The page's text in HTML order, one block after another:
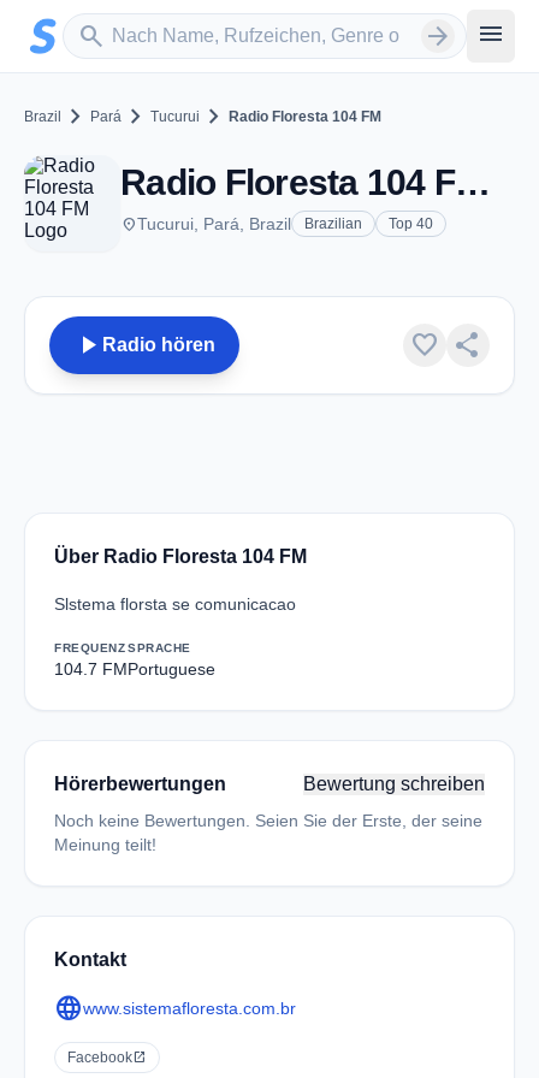
Zum Hauptinhalt springen
search
Sender suchen arrow_forward menu
Brazil chevron_right Pará chevron_right Tucurui chevron_right Radio Floresta 104 FM
Radio Floresta 104 FM - FM 104.7 - Tucurui
placeTucurui, Pará, Brazil Brazilian Top 40
play_arrow Radio hören favorite share
Über Radio Floresta 104 FM
Slstema florsta se comunicacao
FREQUENZ
104.7 FM
SPRACHE
Portuguese
Hörerbewertungen Bewertung schreiben
Noch keine Bewertungen. Seien Sie der Erste, der seine
Meinung teilt!
Kontakt
languagewww.sistemafloresta.com.br
Facebook open_in_new